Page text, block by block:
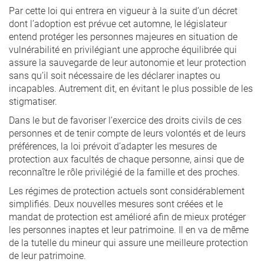
Par cette loi qui entrera en vigueur à la suite d’un décret
dont l’adoption est prévue cet automne, le législateur
entend protéger les personnes majeures en situation de
vulnérabilité en privilégiant une approche équilibrée qui
assure la sauvegarde de leur autonomie et leur protection
sans qu’il soit nécessaire de les déclarer inaptes ou
incapables. Autrement dit, en évitant le plus possible de les
stigmatiser.
Dans le but de favoriser l’exercice des droits civils de ces
personnes et de tenir compte de leurs volontés et de leurs
préférences, la loi prévoit d’adapter les mesures de
protection aux facultés de chaque personne, ainsi que de
reconnaître le rôle privilégié de la famille et des proches.
Les régimes de protection actuels sont considérablement
simplifiés. Deux nouvelles mesures sont créées et le
mandat de protection est amélioré afin de mieux protéger
les personnes inaptes et leur patrimoine. Il en va de même
de la tutelle du mineur qui assure une meilleure protection
de leur patrimoine.